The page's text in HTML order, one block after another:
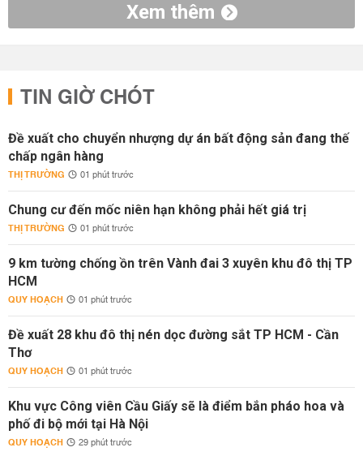
Xem thêm
TIN GIỜ CHÓT
Đề xuất cho chuyển nhượng dự án bất động sản đang thế
chấp ngân hàng
THỊ TRƯỜNG 01 phút trước
Chung cư đến mốc niên hạn không phải hết giá trị
THỊ TRƯỜNG 01 phút trước
9 km tường chống ồn trên Vành đai 3 xuyên khu đô thị TP
HCM
QUY HOẠCH 01 phút trước
Đề xuất 28 khu đô thị nén dọc đường sắt TP HCM - Cần
Thơ
QUY HOẠCH 01 phút trước
Khu vực Công viên Cầu Giấy sẽ là điểm bắn pháo hoa và
phố đi bộ mới tại Hà Nội
QUY HOẠCH 29 phút trước